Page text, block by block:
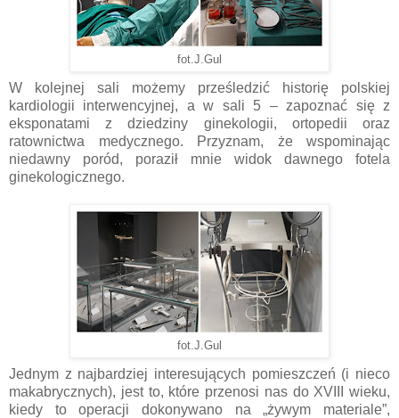
fot.J.Gul
W kolejnej sali możemy prześledzić historię polskiej
kardiologii interwencyjnej, a w sali 5 – zapoznać się z
eksponatami z dziedziny ginekologii, ortopedii oraz
ratownictwa medycznego. Przyznam, że wspominając
niedawny poród, poraził mnie widok dawnego fotela
ginekologicznego.
fot.J.Gul
Jednym z najbardziej interesujących pomieszczeń (i nieco
makabrycznych), jest to, które przenosi nas do XVIII wieku,
kiedy to operacji dokonywano na „żywym materiale”,